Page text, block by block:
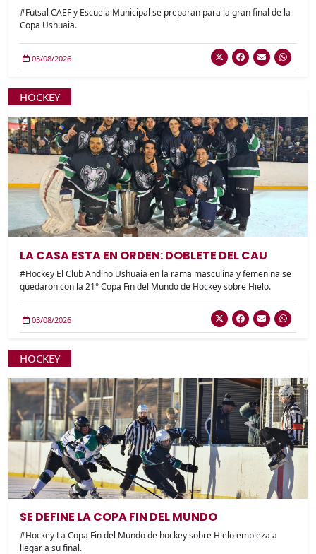
#Futsal CAEF y Escuela Municipal se preparan para la gran final de la
Copa Ushuaia.
03/08/2026
HOCKEY
LA CASA ESTA EN ORDEN: DOBLETE DEL CAU
#Hockey El Club Andino Ushuaia en la rama masculina y femenina se
quedaron con la 21° Copa Fin del Mundo de Hockey sobre Hielo.
03/08/2026
HOCKEY
SE DEFINE LA COPA FIN DEL MUNDO
#Hockey La Copa Fin del Mundo de hockey sobre Hielo empieza a
llegar a su final.